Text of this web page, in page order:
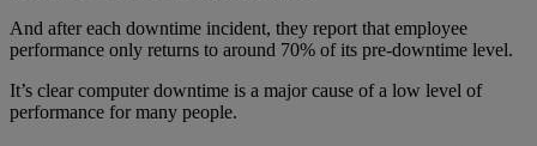
And after each downtime incident, they report that employee
performance only returns to around 70% of its pre-downtime level.
It’s clear computer downtime is a major cause of a low level of
performance for many people.